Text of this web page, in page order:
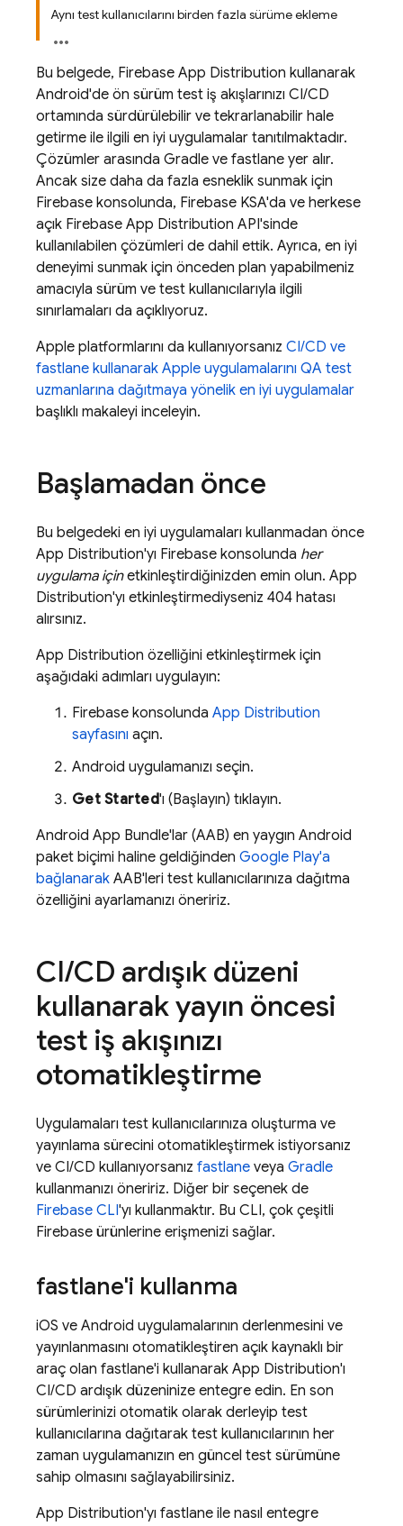
Aynı test kullanıcılarını birden fazla sürüme ekleme
Bu belgede, Firebase App Distribution kullanarak
Android'de ön sürüm test iş akışlarınızı CI/CD
ortamında sürdürülebilir ve tekrarlanabilir hale
getirme ile ilgili en iyi uygulamalar tanıtılmaktadır.
Çözümler arasında Gradle ve fastlane yer alır.
Ancak size daha da fazla esneklik sunmak için
Firebase konsolunda, Firebase KSA'da ve herkese
açık Firebase App Distribution API'sinde
kullanılabilen çözümleri de dahil ettik. Ayrıca, en iyi
deneyimi sunmak için önceden plan yapabilmeniz
amacıyla sürüm ve test kullanıcılarıyla ilgili
sınırlamaları da açıklıyoruz.
Apple platformlarını da kullanıyorsanız CI/CD ve
fastlane kullanarak Apple uygulamalarını QA test
uzmanlarına dağıtmaya yönelik en iyi uygulamalar
başlıklı makaleyi inceleyin.
Başlamadan önce
Bu belgedeki en iyi uygulamaları kullanmadan önce
App Distribution'yı Firebase konsolunda her
uygulama içinetkinleştirdiğinizden emin olun. App
Distribution'yı etkinleştirmediyseniz 404 hatası
alırsınız.
App Distribution özelliğini etkinleştirmek için
aşağıdaki adımları uygulayın:
Firebase konsolunda App Distribution
sayfasını açın.
Android uygulamanızı seçin.
Get Started'ı (Başlayın) tıklayın.
Android App Bundle'lar (AAB) en yaygın Android
paket biçimi haline geldiğinden Google Play'a
bağlanarak AAB'leri test kullanıcılarınıza dağıtma
özelliğini ayarlamanızı öneririz.
CI/CD ardışık düzeni
kullanarak yayın öncesi
test iş akışınızı
otomatikleştirme
Uygulamaları test kullanıcılarınıza oluşturma ve
yayınlama sürecini otomatikleştirmek istiyorsanız
ve CI/CD kullanıyorsanız fastlane veya Gradle
kullanmanızı öneririz. Diğer bir seçenek de
Firebase CLI'yı kullanmaktır. Bu CLI, çok çeşitli
Firebase ürünlerine erişmenizi sağlar.
fastlane'i kullanma
iOS ve Android uygulamalarının derlenmesini ve
yayınlanmasını otomatikleştiren açık kaynaklı bir
araç olan fastlane'i kullanarak App Distribution'ı
CI/CD ardışık düzeninize entegre edin. En son
sürümlerinizi otomatik olarak derleyip test
kullanıcılarına dağıtarak test kullanıcılarının her
zaman uygulamanızın en güncel test sürümüne
sahip olmasını sağlayabilirsiniz.
App Distribution'yı fastlane ile nasıl entegre